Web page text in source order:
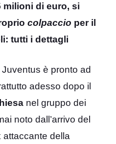
milioni di euro, si
colpaccio per il
tutti i dettagli
è pronto ad
adesso dopo il
nel gruppo dei
noto dall’arrivo del
attaccante della